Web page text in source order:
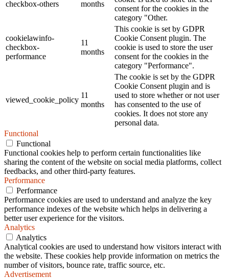
checkbox-others months
consent for the cookies in the
category "Other.
cookielawinfo-
checkbox-
performance
11
months
This cookie is set by GDPR
Cookie Consent plugin. The
cookie is used to store the user
consent for the cookies in the
category "Performance".
viewed_cookie_policy
11
months
The cookie is set by the GDPR
Cookie Consent plugin and is
used to store whether or not user
has consented to the use of
cookies. It does not store any
personal data.
Functional
Functional
Functional cookies help to perform certain functionalities like
sharing the content of the website on social media platforms, collect
feedbacks, and other third-party features.
Performance
Performance
Performance cookies are used to understand and analyze the key
performance indexes of the website which helps in delivering a
better user experience for the visitors.
Analytics
Analytics
Analytical cookies are used to understand how visitors interact with
the website. These cookies help provide information on metrics the
number of visitors, bounce rate, traffic source, etc.
Advertisement